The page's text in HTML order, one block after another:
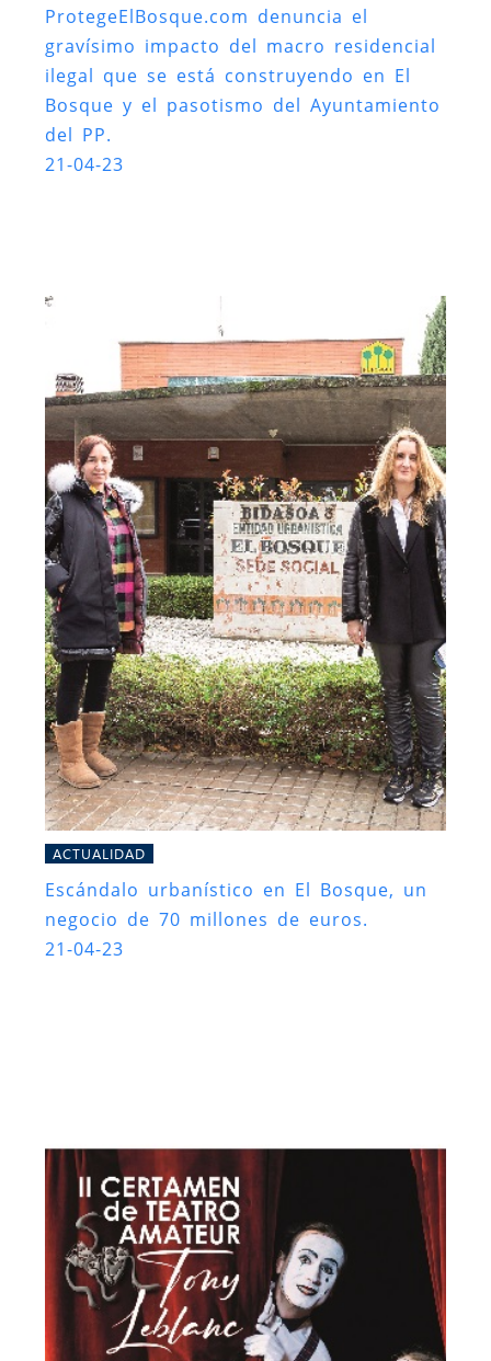
ProtegeElBosque.com denuncia el
gravísimo impacto del macro residencial
ilegal que se está construyendo en El
Bosque y el pasotismo del Ayuntamiento
del PP.
21-04-23
ACTUALIDAD
Escándalo urbanístico en El Bosque, un
negocio de 70 millones de euros.
21-04-23